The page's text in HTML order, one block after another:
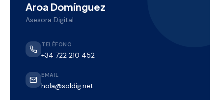
Aroa Domínguez
Asesora Digital
TELÉFONO
+34 722 210 452
EMAIL
hola@soldig.net